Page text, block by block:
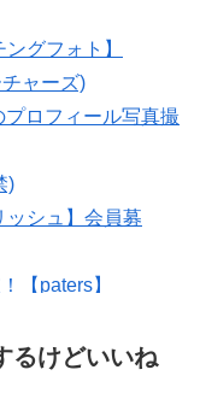
グフォト】
ャーズ)
プロフィール写真撮
)
ッシュ】会員募
【paters】
るけどいいね